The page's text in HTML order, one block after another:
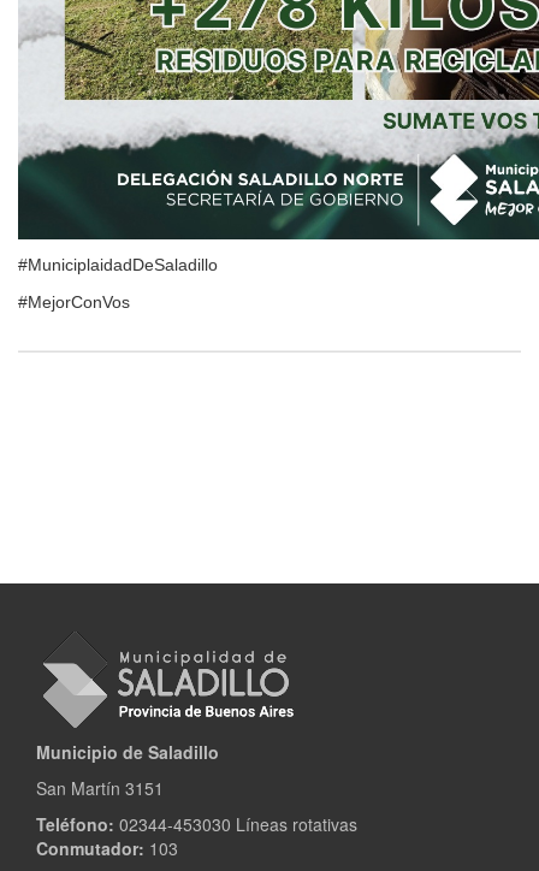
#MuniciplaidadDeSaladillo
#MejorConVos
Municipio de Saladillo
San Martín 3151
Teléfono: 02344-453030 Líneas rotativas
Conmutador: 103